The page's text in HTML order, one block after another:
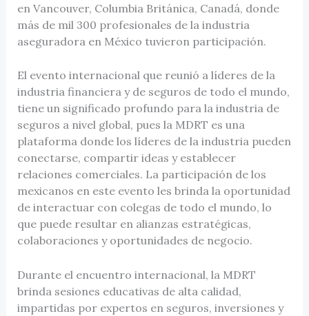
en Vancouver, Columbia Británica, Canadá, donde
más de mil 300 profesionales de la industria
aseguradora en México tuvieron participación.
El evento internacional que reunió a líderes de la
industria financiera y de seguros de todo el mundo,
tiene un significado profundo para la industria de
seguros a nivel global, pues la MDRT es una
plataforma donde los líderes de la industria pueden
conectarse, compartir ideas y establecer
relaciones comerciales. La participación de los
mexicanos en este evento les brinda la oportunidad
de interactuar con colegas de todo el mundo, lo
que puede resultar en alianzas estratégicas,
colaboraciones y oportunidades de negocio.
Durante el encuentro internacional, la MDRT
brinda sesiones educativas de alta calidad,
impartidas por expertos en seguros, inversiones y